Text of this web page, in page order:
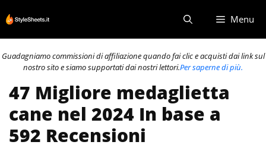
al
contenuto
Menu
Guadagniamo commissioni di affiliazione quando fai clic e acquisti dai link sul
nostro sito e siamo supportati dai nostri lettori.Per saperne di più.
47 Migliore medaglietta
cane nel 2024 In base a
592 Recensioni